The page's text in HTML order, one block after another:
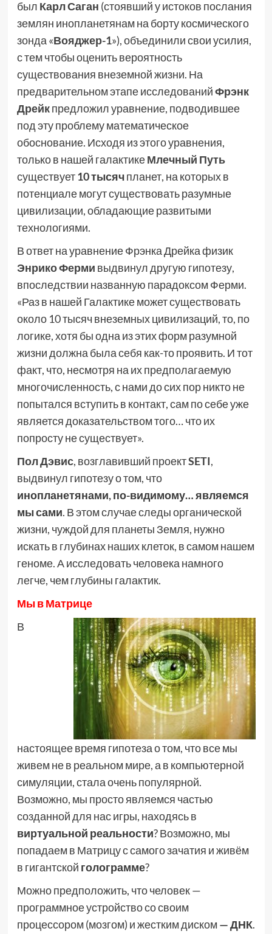
был Карл Саган (стоявший у истоков послания
землян инопланетянам на борту космического
зонда «Вояджер-1»), объединили свои усилия,
с тем чтобы оценить вероятность
существования внеземной жизни. На
предварительном этапе исследованийФрэнк
Дрейкпредложил уравнение, подводившее
под эту проблему математическое
обоснование. Исходя из этого уравнения,
только в нашей галактикеМлечный Путь
существует10 тысячпланет, на которых в
потенциале могут существовать разумные
цивилизации, обладающие развитыми
технологиями.
В ответ на уравнение Фрэнка Дрейка физик
Энрико Ферми выдвинул другую гипотезу,
впоследствии названную парадоксом Ферми.
«Раз в нашей Галактике может существовать
около 10 тысяч внеземных цивилизаций, то, по
логике, хотя бы одна из этих форм разумной
жизни должна была себя как-то проявить. И тот
факт, что, несмотря на их предполагаемую
многочисленность, с нами до сих пор никто не
попытался вступить в контакт, сам по себе уже
является доказательством того… что их
попросту не существует».
Пол Дэвис, возглавивший проектSETI,
выдвинул гипотезу о том, что
инопланетянами, по-видимому… являемся
мы сами. В этом случае следы органической
жизни, чуждой для планеты Земля, нужно
искать в глубинах наших клеток, в самом нашем
геноме. А исследовать человека намного
легче, чем глубины галактик.
Мы в Матрице
В
настоящее время гипотеза о том, что все мы
живем не в реальном мире, а в компьютерной
симуляции, стала очень популярной.
Возможно, мы просто являемся частью
созданной для нас игры, находясь в
виртуальной реальности? Возможно, мы
попадаем в Матрицу с самого зачатия и живём
в гигантской голограмме?
Можно предположить, что человек —
программное устройство со своим
процессором (мозгом) и жестким диском— ДНК.